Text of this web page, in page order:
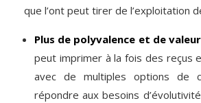
que l’ont peut tirer de l’exploitation
Plus de polyvalence et de
peut imprimer à la fois des reçus
avec de multiples options de
répondre aux besoins